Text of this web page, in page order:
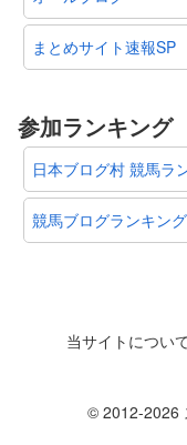
まとめサイト速報SP
参加ランキング
日本ブログ村 競馬ラ
競馬ブログランキング
当サイトについ
© 2012-2026